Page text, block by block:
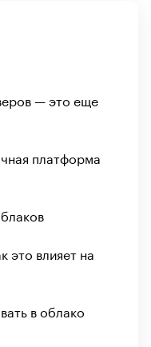
— это еще
платформа
это влияет на
в облако